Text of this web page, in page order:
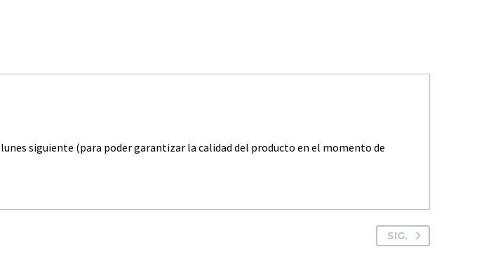
siguiente (para poder garantizar la calidad del producto en el momento de
SIG.